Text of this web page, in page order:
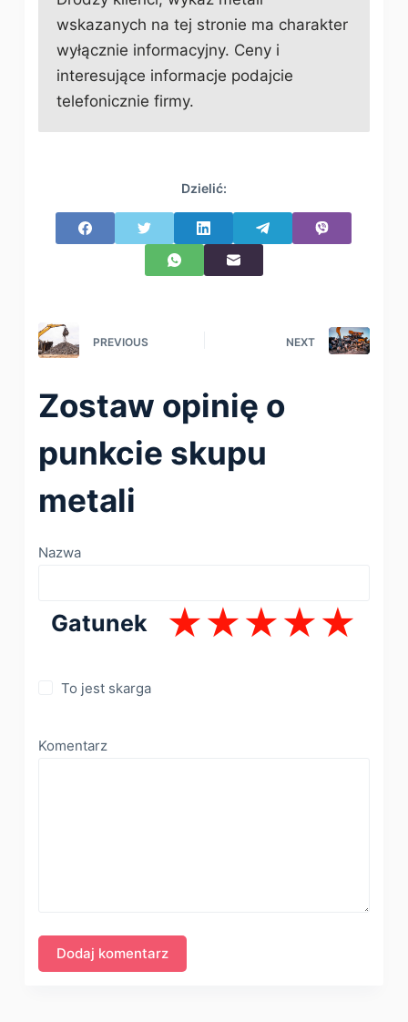
wskazanych na tej stronie ma charakter
wyłącznie informacyjny. Ceny i
interesujące informacje podajcie
telefonicznie firmy.
Dzielić:
PREVIOUS NEXT
Zostaw opinię o
punkcie skupu
metali
Nazwa
Gatunek
To jest skarga
Komentarz